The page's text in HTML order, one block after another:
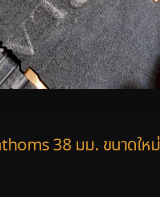
38 มม. ขนาดให